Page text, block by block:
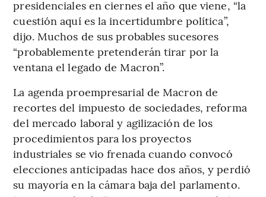
presidenciales en ciernes el año que viene, “la
cuestión aquí es la incertidumbre política”,
dijo. Muchos de sus probables sucesores
“probablemente pretenderán tirar por la
ventana el legado de Macron”.
La agenda proempresarial de Macron de
recortes del impuesto de sociedades, reforma
del mercado laboral y agilización de los
procedimientos para los proyectos
industriales se vio frenada cuando convocó
elecciones anticipadas hace dos años, y perdió
su mayoría en la cámara baja del parlamento.